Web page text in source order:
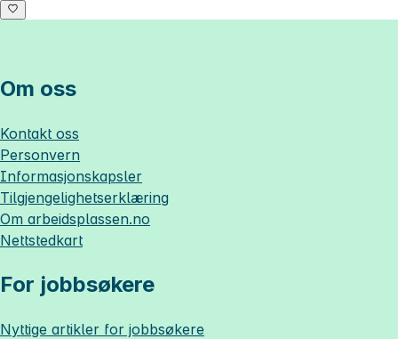
Om oss
Kontakt oss
Personvern
Informasjonskapsler
Tilgjengelighetserklæring
Om arbeidsplassen.no
Nettstedkart
For jobbsøkere
Nyttige artikler for jobbsøkere